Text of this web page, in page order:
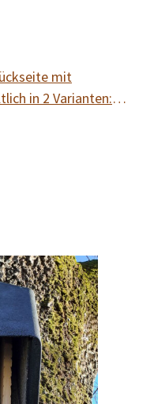
mit
in 2 Varianten:
20 mm